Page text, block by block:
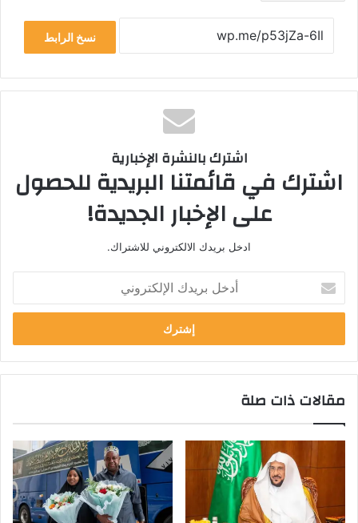
نسخ الرابط
اشترك بالنشرة الإخبارية
اشترك في قائمتنا البريدية للحصول
على الإخبار الجديدة!
ادخل بريدك الالكتروني للاشتراك.
خ
ب
ر
د
ا
إ
ت
مقالات ذات صلة